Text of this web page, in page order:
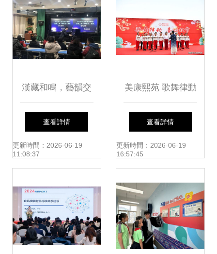
漢藏和鳴，藝韻交
融 玄武中專接待拉
薩二職文化藝術組
紀實
查看詳情
更新時間：2026-06-19
11:08:37
美康熙苑 歌舞律動
喜迎雙節，第一屆
老年文化藝術節圓
查看詳情
更新時間：2026-06-19
16:57:45